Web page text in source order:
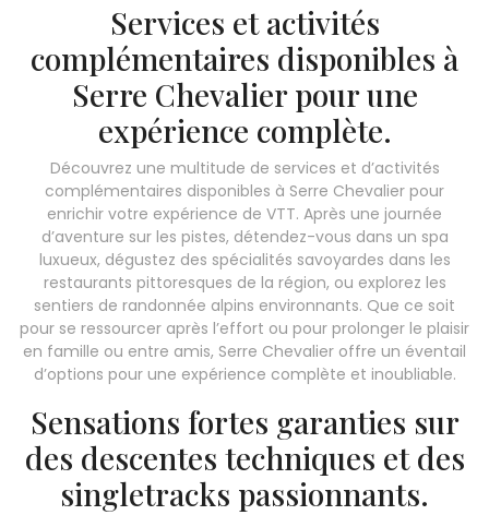
Services et activités
complémentaires disponibles à
Serre Chevalier pour une
expérience complète.
Découvrez une multitude de services et d’activités
complémentaires disponibles à Serre Chevalier pour
enrichir votre expérience de VTT. Après une journée
d’aventure sur les pistes, détendez-vous dans un spa
luxueux, dégustez des spécialités savoyardes dans les
restaurants pittoresques de la région, ou explorez les
sentiers de randonnée alpins environnants. Que ce soit
pour se ressourcer après l’effort ou pour prolonger le plaisir
en famille ou entre amis, Serre Chevalier offre un éventail
d’options pour une expérience complète et inoubliable.
Sensations fortes garanties sur
des descentes techniques et des
singletracks passionnants.